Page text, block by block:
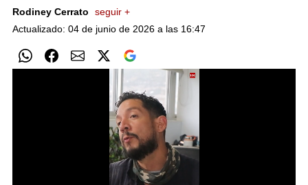
Rodiney Cerrato
seguir +
Actualizado: 04 de junio de 2026 a las 16:47